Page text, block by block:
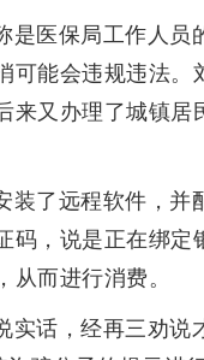
医保局工作人
能会违规违法
又办理了城镇
了远程软件，并
，说是正在绑
而进行消费。
话，经再三劝说